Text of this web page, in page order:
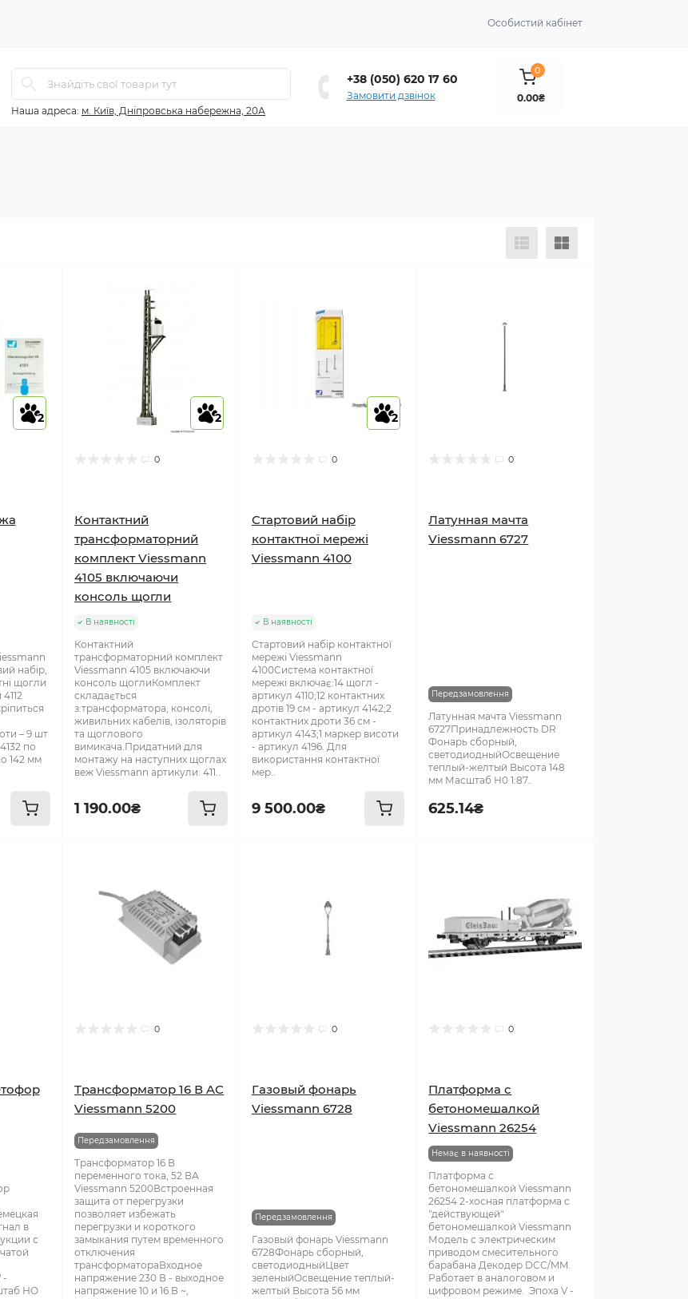
Особистий кабінет
Наша адреса: м. Київ, Дніпровська набережна, 20А
+38 (050) 620 17 60
Замовити дзвінок
0
0.00₴
2
набір,
щогли
– 9 шт
по
142 мм
2
0
Контактний
трансформаторний
комплект Viessmann
4105 включаючи
консоль щогли
В наявності
Контактний
трансформаторний комплект
Viessmann 4105 включаючи
консоль щоглиКомплект
складається
з:трансформатора, консолі,
живильних кабелів, ізоляторів
та щоглового
вимикача.Придатний для
монтажу на наступних щоглах
веж Viessmann артикули: 411..
1 190.00₴
2
0
Стартовий набір
контактної мережі
Viessmann 4100
В наявності
Стартовий набір контактної
мережі Viessmann
4100Система контактної
мережі включає:14 щогл -
артикул 4110;12 контактних
дротів 19 см - артикул 4142;2
контактних дроти 36 см -
артикул 4143;1 маркер висоти
- артикул 4196. Для
використання контактної
мер..
9 500.00₴
0
Латунная мачта
Viessmann 6727
Передзамовлення
Латунная мачта Viessmann
6727Принадлежность DR
Фонарь сборный,
светодиодныйОсвещение
теплый-желтый Высота 148
мм Масштаб Н0 1:87..
625.14₴
в
с
-
НО
0
Трансформатор 16 В AC
Viessmann 5200
Передзамовлення
Трансформатор 16 В
переменного тока, 52 ВА
Viessmann 5200Встроенная
защита от перегрузки
позволяет избежать
перегрузки и короткого
замыкания путем временного
отключения
трансформатораВходное
напряжение 230 В - выходное
напряжение 10 и 16 В ~,
0
Газовый фонарь
Viessmann 6728
Передзамовлення
Газовый фонарь Viessmann
6728Фонарь сборный,
светодиодныйЦвет
зеленыйОсвещение теплый-
желтый Высота 56 мм
0
Платформа с
бетономешалкой
Viessmann 26254
Немає в наявності
Платформа с
бетономешалкой Viessmann
26254 2-хосная платформа с
"действующей"
бетономешалкой Viessmann
Модель с электрическим
приводом смесительного
барабана Декодер DCC/MM.
Работает в аналоговом и
цифровом режиме. Эпоха V -